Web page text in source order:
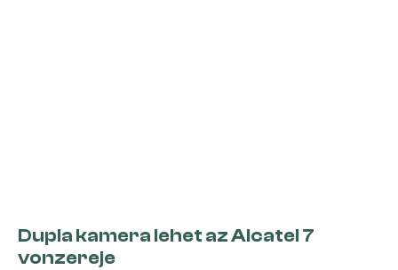
Dupla kamera lehet az Alcatel 7
vonzereje